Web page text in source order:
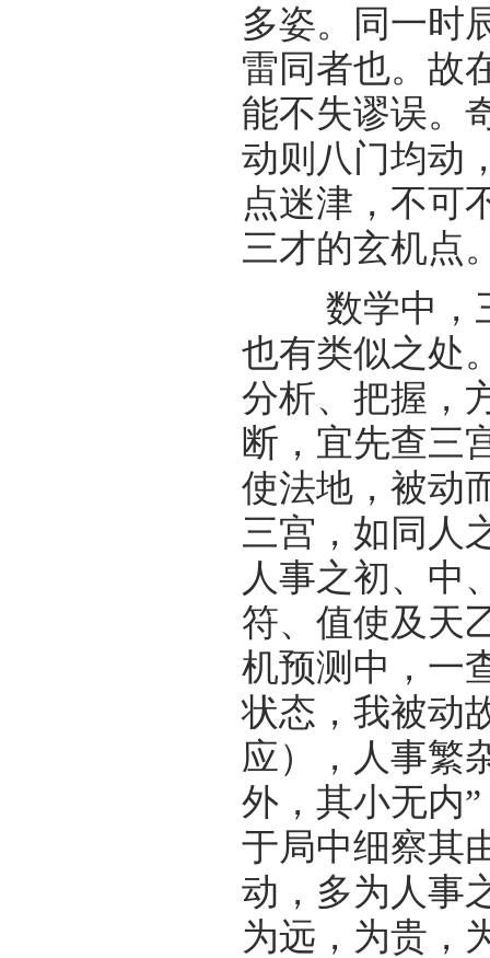
多姿。同一时
雷同者也。故
能不失谬误。
动则八门均动
点迷津，不可
三才的玄机点
数学中，三
也有类似之处
分析、把握，
断，宜先查三
使法地，被动
三宫，如同人
人事之初、中
符、值使及天
机预测中，一
状态，我被动
应），人事繁
外，其小无内
于局中细察其
动，多为人事
为远，为贵，